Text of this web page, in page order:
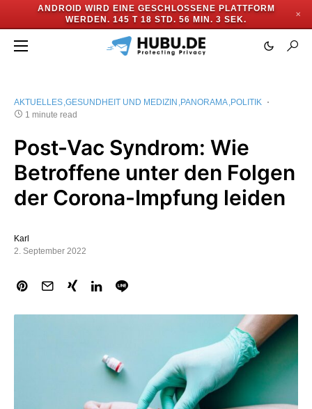
ANDROID WIRD EINE GESCHLOSSENE PLATTFORM
WERDEN. 145 T 18 STD. 56 MIN. 3 SEK.
✕
AKTUELLES GESUNDHEIT UND MEDIZIN PANORAMA POLITIK
1 minute read
Post-Vac Syndrom: Wie
Betroffene unter den Folgen
der Corona-Impfung leiden
Karl
2. September 2022